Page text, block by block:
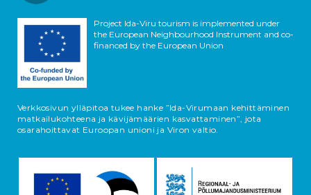
Project Ida-Viru tourism is implemented under
the European Neighbourhood Instrument and co-
financed by the European Union
Verkkosivun ylläpitoa tukee hanke ”Ida-Virumaan kehittäminen
matkailukohteena ja kävijämäärien kasvattaminen”, jota
osarahoittavat Euroopan unioni ja Viron valtio.